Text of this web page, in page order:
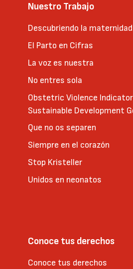
Nuestro Trabajo
Descubriendo la maternidad
El Parto en Cifras
La voz es nuestra
No entres sola
Obstetric Violence
Sustainable Development
Que no os separen
Siempre en el corazón
Stop Kristeller
Unidos en neonatos
Conoce tus derechos
Conoce tus derechos